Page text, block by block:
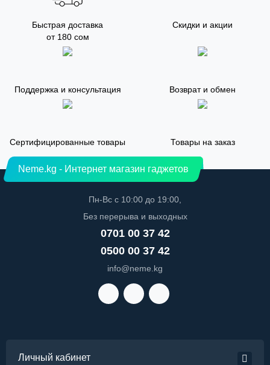
Быстрая доставка
от 180 сом
Скидки и акции
Поддержка и консультация Возврат и обмен
Сертифицированные товары Товары на заказ
Neme.kg - Интернет магазин гаджетов
Пн-Вс с 10:00 до 19:00,
Без перерыва и выходных
0701 00 37 42
0500 00 37 42
info@neme.kg
Личный кабинет